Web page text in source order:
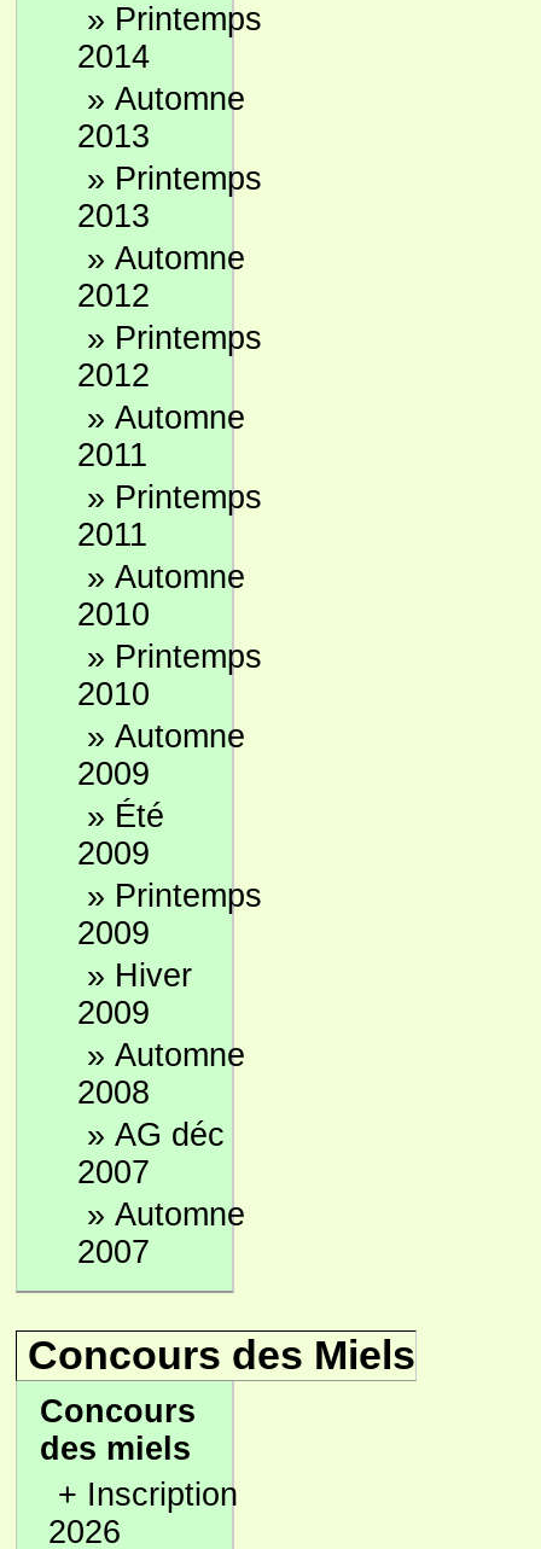
» Printemps
2014
» Automne
2013
» Printemps
2013
» Automne
2012
» Printemps
2012
» Automne
2011
» Printemps
2011
» Automne
2010
» Printemps
2010
» Automne
2009
» Été
2009
» Printemps
2009
» Hiver
2009
» Automne
2008
» AG déc
2007
» Automne
2007
Concours des Miels
Concours
des miels
+ Inscription
2026